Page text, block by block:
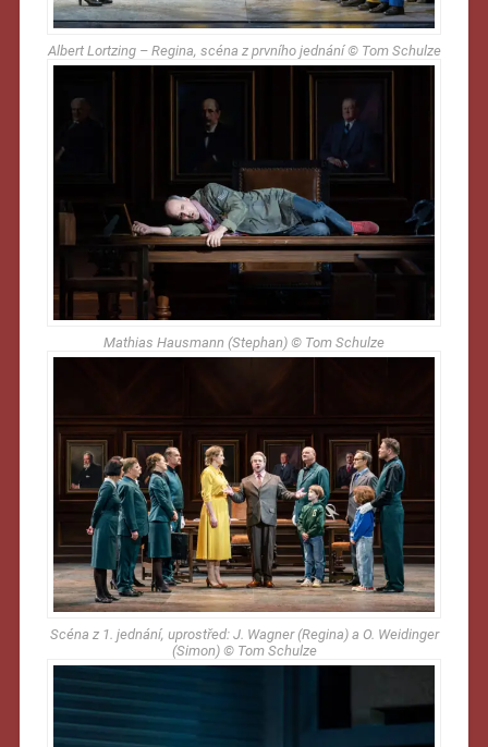
Albert Lortzing – Regina, scéna z prvního jednání © Tom Schulze
Mathias Hausmann (Stephan) © Tom Schulze
Scéna z 1. jednání, uprostřed: J. Wagner (Regina) a O. Weidinger
(Simon) © Tom Schulze